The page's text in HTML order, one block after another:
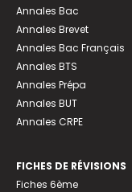
Annales Bac
Annales Brevet
Annales Bac Français
Annales BTS
Annales Prépa
Annales BUT
Annales CRPE
FICHES DE RÉVISIONS
Fiches 6ème